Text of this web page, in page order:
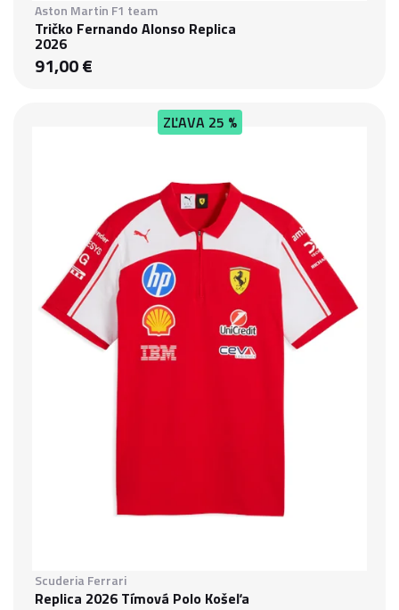
Aston Martin F1 team
Tričko Fernando Alonso Replica
2026
91,00 €
ZĽAVA25 %
Scuderia Ferrari
Replica 2026 Tímová Polo Košeľa